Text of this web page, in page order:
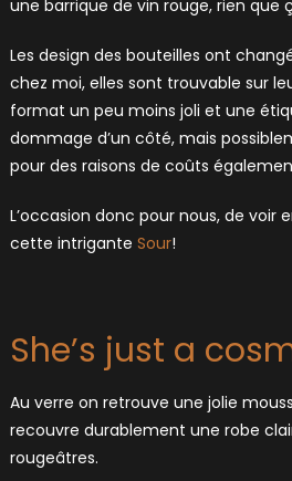
une barrique de vin rouge, rien que
Les design des bouteilles ont
chez moi, elles sont trouvable sur
format un peu moins joli et une
dommage d’un côté, mais
pour des raisons de coûts
L’occasion donc pour nous, de voir
cette intrigante Sour!
She’s just a
Au verre on retrouve une jolie
recouvre durablement une robe
rougeâtres.